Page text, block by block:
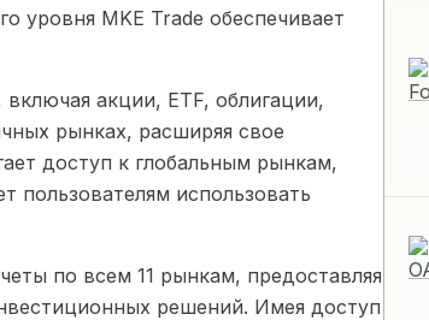
уровня MKE Trade обеспечивает
акции, ETF, облигации,
рынках, расширяя свое
доступ к глобальным рынкам,
пользователям использовать
по всем 11 рынкам, предоставляя
решений. Имея доступ